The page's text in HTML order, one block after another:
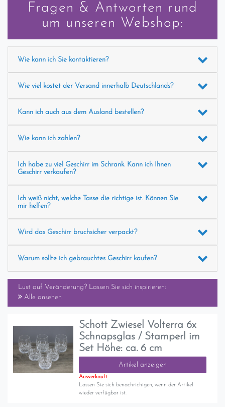
Fragen & Antworten rund
um unseren Webshop:
Wie kann ich Sie kontaktieren?
Wie viel kostet der Versand innerhalb Deutschlands?
Kann ich auch aus dem Ausland bestellen?
Wie kann ich zahlen?
Ich habe zu viel Geschirr im Schrank. Kann ich Ihnen
Geschirr verkaufen?
Ich weiß nicht, welche Tasse die richtige ist. Können Sie
mir helfen?
Wird das Geschirr bruchsicher verpackt?
Warum sollte ich gebrauchtes Geschirr kaufen?
Lust auf Veränderung? Lassen Sie sich inspirieren:
Alle ansehen
Schott Zwiesel Volterra 6x
Schnapsglas / Stamperl im
Set Höhe: ca. 6 cm
Artikel anzeigen
Ausverkauft
Lassen Sie sich benachrichigen, wenn der Artikel
wieder verfügbar ist.